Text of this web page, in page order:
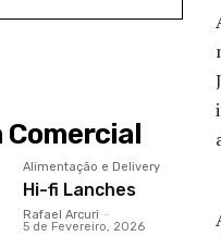
Comercial
Alimentação e Delivery
Hi-fi Lanches
Rafael Arcuri -
5 de Fevereiro, 2026